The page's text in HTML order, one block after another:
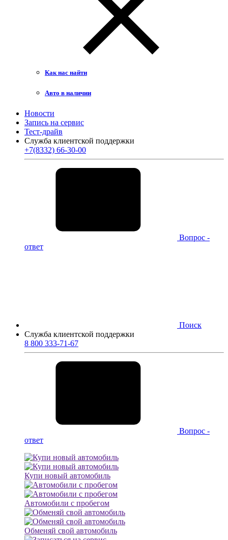
Как нас найти
Авто в наличии
Новости
Запись на сервис
Тест-драйв
Служба клиентской поддержки
+7(8332) 66-30-00
Вопрос -
ответ
Поиск
Служба клиентской поддержки
8 800 333-71-67
Вопрос -
ответ
Купи новый автомобиль
Автомобили с пробегом
Обменяй свой автомобиль